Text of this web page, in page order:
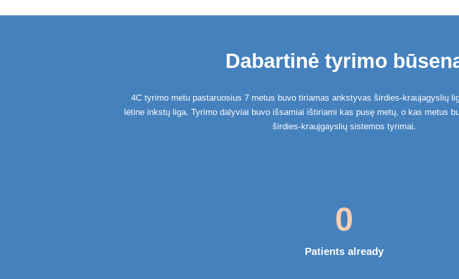
Dabartinė tyrimo
4C tyrimo metu pastaruosius 7 metus buvo tiriamas ankstyvas širdies-kraujagyslių
lėtine inkstų liga. Tyrimo dalyviai buvo išsamiai ištiriami kas pusę metų, o kas metus
širdies-kraujgayslių sistemos tyrimai.
0
Patients already